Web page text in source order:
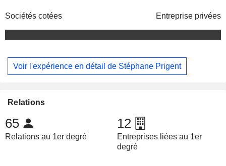
Sociétés cotées Entreprise privées
Voir l'expérience en détail de Stéphane Prigent
Relations
65
Relations au 1er degré
12
Entreprises liées au 1er
degré